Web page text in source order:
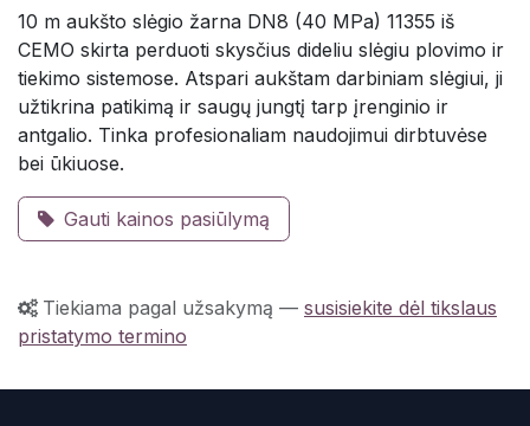
10 m aukšto slėgio žarna DN8 (40 MPa) 11355 iš
CEMO skirta perduoti skysčius dideliu slėgiu plovimo ir
tiekimo sistemose. Atspari aukštam darbiniam slėgiui, ji
užtikrina patikimą ir saugų jungtį tarp įrenginio ir
antgalio. Tinka profesionaliam naudojimui dirbtuvėse
bei ūkiuose.
Gauti kainos pasiūlymą
Tiekiama pagal užsakymą — susisiekite dėl tikslaus
pristatymo termino